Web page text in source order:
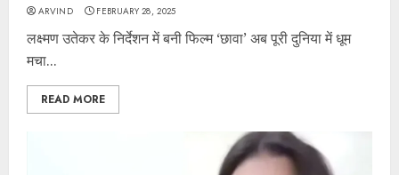
ARVIND FEBRUARY 28, 2025
लक्ष्मण उतेकर के निर्देशन में बनी फिल्म ‘छावा’ अब पूरी दुनिया में धूम
मचा...
READ MORE